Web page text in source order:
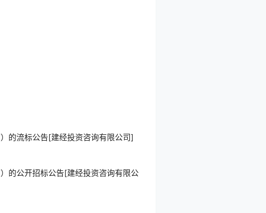
的流标公告[建经投资咨询有限公司]
的公开招标公告[建经投资咨询有限公